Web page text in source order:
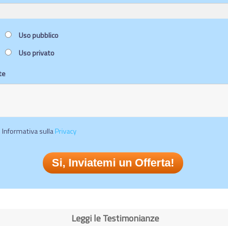
Uso pubblico
Uso privato
Informativa sullaPrivacy
Leggi le Testimonianze